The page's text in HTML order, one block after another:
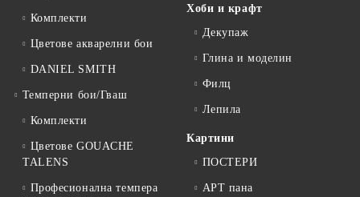
Комплекти
Цветове акварелни бои
DANIEL SMITH
Темперни бои/Гваш
Комплекти
Цветове GOUACHE
TALENS
Професионална темпера
Хоби и крафт
Декупаж
Глина и моделин
Филц
Лепила
Картини
ПОСТЕРИ
АРТ пана